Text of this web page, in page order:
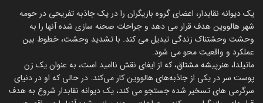
یک دیوانه نقابدار، اعضای گروه بازیگران را در یک جاذبه تفریحی در حومه
شهر هالووین هدف قرار می دهد و جراحات صحنه سازی شده آنها را به
وحشت وحشتناک زندگی تبدیل می کند. با تشدید وحشت، خطوط بین
عملکرد و واقعیت محو می شود.
ماتیلدا، هنرپیشه مشتاق، که از ایفای نقش ناامید است، به عنوان یک زن
پوست سر در یکی از جاذبه‌های هالووین کار می‌کند. در حالی که او در دنیای
سرگرمی های تسخیر شده جستجو می کند، یک دیوانه نقابدار شروع به هدف